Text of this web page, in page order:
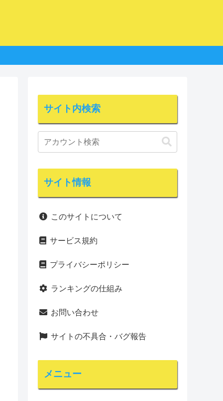
サイト内検索
サイト情報
このサイトについて
サービス規約
プライバシーポリシー
ランキングの仕組み
お問い合わせ
サイトの不具合・バグ報告
メニュー